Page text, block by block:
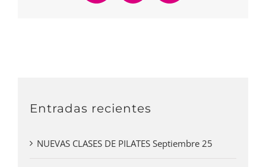
electrónico
Entradas recientes
NUEVAS CLASES DE PILATES Septiembre 25